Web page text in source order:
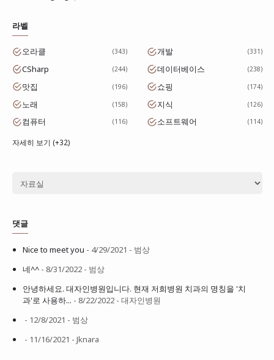
라벨
오라클 343 개발 331
CSharp 244 데이터베이스 238
맛집 196 쇼핑 174
노래 158 지식 126
컴퓨터 116 소프트웨어 114
자세히 보기 (+32)
댓글
Nice to meet you - 4/29/2021 - 범상
네^^ - 8/31/2022 - 범상
안녕하세요. 대자인병원입니다. 현재 저희병원 치과의 명칭을 '치
과'로 사용하... - 8/22/2022 - 대자인병원
- 12/8/2021 - 범상
- 11/16/2021 - Jknara